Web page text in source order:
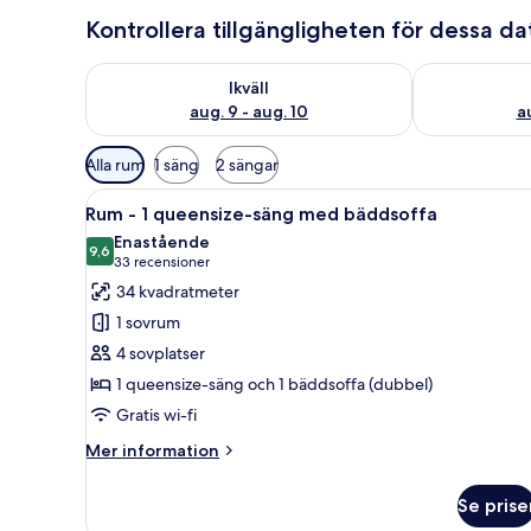
Kontrollera tillgängligheten för dessa
Ikväll
aug. 9 - aug. 10
Kontrollera tillgängligheten för ikväll aug. 9 - aug. 10
Kontrollera
Tillgängliga
filter
för
rum
Alla rum 1 säng 2 sängar
Öppna
alla
foton
för
Rum
-
1
queensize-
säng
med
Ett modernt hotellrum med
3
Rum - 1 queensize-säng med bäddsoffa
9,69,6 av 10
Enastående
33 recensioner
(33 recensioner)
34 kvadratmeter
1 sovrum
4 sovplatser
1 queensize-säng och 1 bäddsoffa (dubbel)
Gratis wi-fi
Mer information
Mer
Se